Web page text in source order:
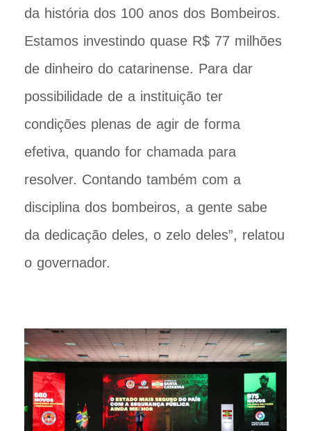
da história dos 100 anos dos Bombeiros.
Estamos investindo quase R$ 77 milhões
de dinheiro do catarinense. Para dar
possibilidade de a instituição ter
condições plenas de agir de forma
efetiva, quando for chamada para
resolver. Contando também com a
disciplina dos bombeiros, a gente sabe
da dedicação deles, o zelo deles”, relatou
o governador.